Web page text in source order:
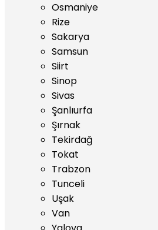
Osmaniye
Rize
Sakarya
Samsun
Siirt
Sinop
Sivas
Şanlıurfa
Şırnak
Tekirdağ
Tokat
Trabzon
Tunceli
Uşak
Van